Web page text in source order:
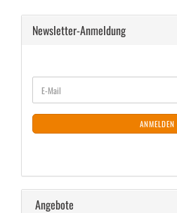
Newsletter-Anmeldung
ZUR
NEWSLETTER-
ANMELDUNG
E-
Mail
ANMELDEN
Angebote